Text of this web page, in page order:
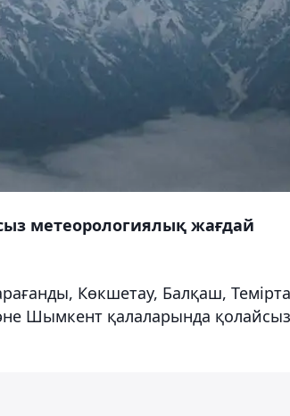
метеорологиялық жағдай
Көкшетау, Балқаш,
Шымкент қалаларында қолайсыз